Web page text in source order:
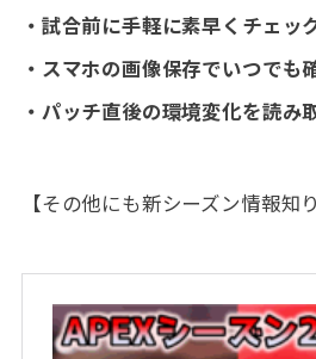
・試合前に手軽に素早くチェッ
・スマホの画像保存でいつでも
・パッチ直後の環境変化を読み
【その他にも新シーズン情報知